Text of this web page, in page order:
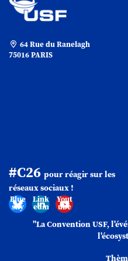
64 Rue du Ranelagh
75016 PARIS
#C26 pour réagir sur les
réseaux sociaux !
Blue
sky
Link
edin
Yout
ube
"La Convention USF,